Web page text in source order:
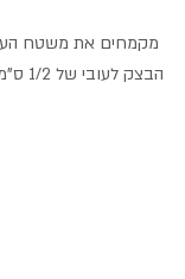
מקמחים את משטח
הבצק לעובי של 1/2 ס"מ בערך.